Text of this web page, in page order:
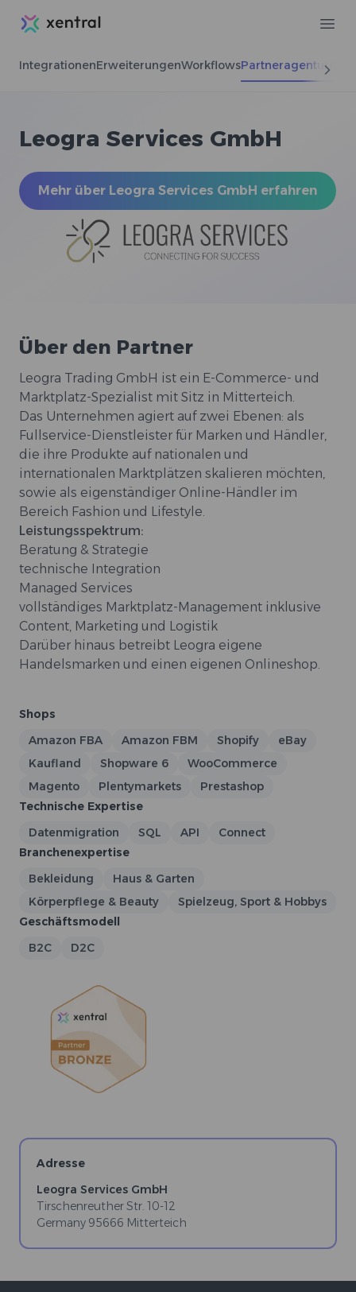
Xentral
IntegrationenErweiterungenWorkflowsPartneragenturen
Leogra Services GmbH
Mehr über Leogra Services GmbH erfahren
Über den Partner
Leogra Trading GmbH ist ein E-Commerce- und
Marktplatz-Spezialist mit Sitz in Mitterteich.
Das Unternehmen agiert auf zwei Ebenen: als
Fullservice-Dienstleister für Marken und Händler,
die ihre Produkte auf nationalen und
internationalen Marktplätzen skalieren möchten,
sowie als eigenständiger Online-Händler im
Bereich Fashion und Lifestyle.
Leistungsspektrum:
Beratung & Strategie
technische Integration
Managed Services
vollständiges Marktplatz-Management inklusive
Content, Marketing und Logistik
Darüber hinaus betreibt Leogra eigene
Handelsmarken und einen eigenen Onlineshop.
Shops
Amazon FBA
Amazon FBM Shopify
eBay
Kaufland
Shopware 6
WooCommerce
Magento
Plentymarkets
Prestashop
Technische Expertise
Datenmigration
SQL API
Connect
Branchenexpertise
Bekleidung
Haus & Garten
Körperpflege & Beauty
Spielzeug, Sport & Hobbys
Geschäftsmodell
B2C
D2C
Adresse
Leogra Services GmbH
Tirschenreuther Str. 10-12
Germany 95666 Mitterteich